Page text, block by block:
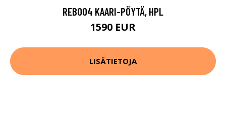
REB004 KAARI-PÖYTÄ, HPL
1590 EUR
LISÄTIETOJA